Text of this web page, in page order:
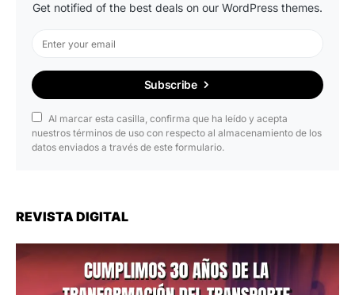
Get notified of the best deals on our WordPress themes.
Subscribe
Al marcar esta casilla, confirma que ha leído y acepta
nuestros términos de uso con respecto al almacenamiento de los
datos enviados a través de este formulario.
REVISTA DIGITAL